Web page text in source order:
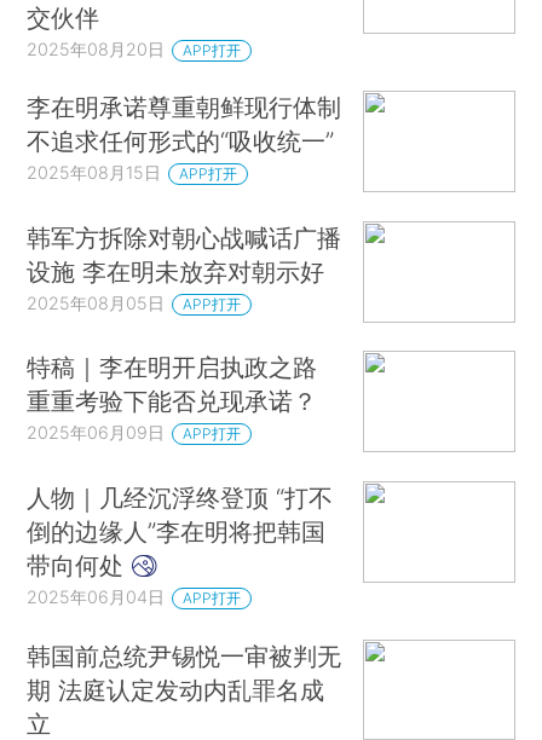
交伙伴
2025年08月20日 APP打开
李在明承诺尊重朝鲜现行体制
不追求任何形式的“吸收统一”
2025年08月15日 APP打开
韩军方拆除对朝心战喊话广播
设施 李在明未放弃对朝示好
2025年08月05日 APP打开
特稿｜李在明开启执政之路
重重考验下能否兑现承诺？
2025年06月09日 APP打开
人物｜几经沉浮终登顶 “打不
倒的边缘人”李在明将把韩国
带向何处
2025年06月04日 APP打开
韩国前总统尹锡悦一审被判无
期 法庭认定发动内乱罪名成
立